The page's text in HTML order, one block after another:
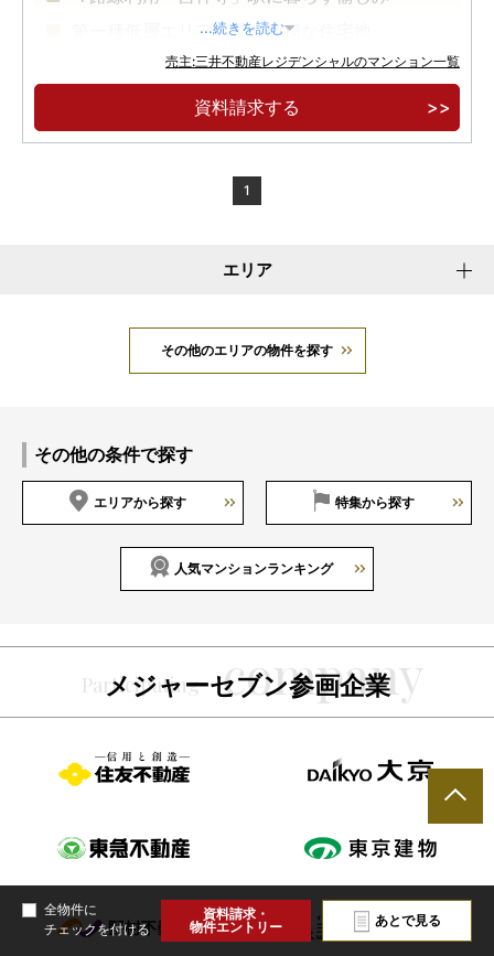
第一種低層エリアを望む静穏な住宅地
武蔵野美大跡発祥の地を継ぐ、アートが彩る邸
...続きを読む
売主:三井不動産レジデンシャルのマンション一覧
資料請求する
全物件に
チェックを付ける
資料請求・
物件エントリー
あとで見る
1
エリア
その他のエリアの物件を探す
その他の条件で探す
エリアから探す 特集から探す
人気マンションランキング
メジャーセブン参画企業